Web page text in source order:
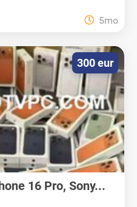
5mo
16 Pro, Sony...
300 eur